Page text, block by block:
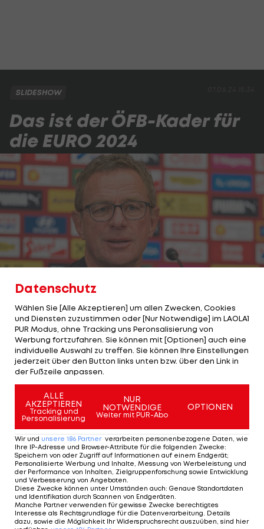
SLIDESHOW
Das ist der ÖFB-Kader für
die EURO 2024
Foto: GEPA
Der ÖFB-Kader für die EURO 2024 steht fest.
Tobias Lawal, Stefan Lainer und Thierno Ballo
Diese 26 Spieler fahren zur EM:
1 VON 27
KOMMENTARE
Datenschutz
Wählen Sie [Alle Akzeptieren] um allen Zwecken, Cookies
und Diensten zuzustimmen oder [Nur Notwendige] im LAOLA1
PUR Modus, ohne Tracking uns Peronsalisierung von
Werbung fortzufahren. Sie können mit [Optionen] auch eine
individuelle Auswahl zu treffen. Sie können Ihre Einstellungen
jederzeit über den Button links unten bzw. über den Link in
der Fußzeile anpassen.
ALLE
AKZEPTIEREN
Tracking und
Personalisierung
NUR
NOTWENDIGE
Weiter mit PUR-Abo
OPTIONEN
Wir und unsere 186 Partner verarbeiten personenbezogene Daten, wie
Ihre IP-Adresse und Browser-Attribute für die folgenden Zwecke:
Speichern von oder Zugriff auf Informationen auf einem Endgerät;
Personalisierte Werbung und Inhalte, Messung von Werbeleistung und
der Performance von Inhalten, Zielgruppenforschung sowie Entwicklung
und Verbesserung von Angeboten.
Diese Zwecke können unter Umständen auch: Genaue Standortdaten
und Identifikation durch Scannen von Endgeräten.
Manche Partner verwenden für gewisse Zwecke berechtigtes
Interesse als Rechtsgrundlage für die Datenverarbeitung. Details
dazu, sowie die Möglichkeit Ihr Widerspruchsrecht auszuüben, sind hier